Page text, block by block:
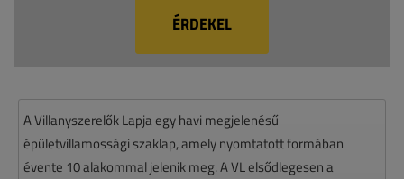
ÉRDEKEL
A Villanyszerelők Lapja egy havi megjelenésű
épületvillamossági szaklap, amely nyomtatott formában
évente 10 alakommal jelenik meg. A VL elsődlegesen a